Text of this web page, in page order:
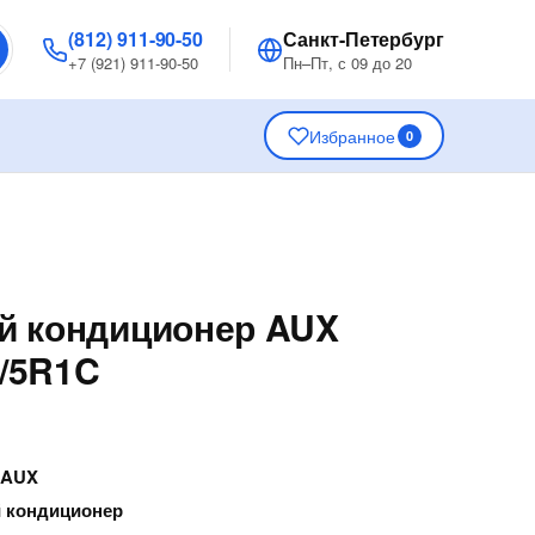
(812) 911-90-50
+7 (921) 911-90-50
Санкт-Петербург
Пн–Пт, с 09 до 20
Избранное 0
кондиционер AUX
AUX